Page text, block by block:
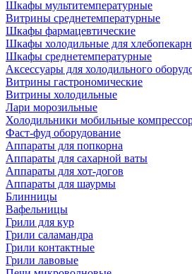
Шкафы мультитемпературные
Витрины среднетемпературные
Шкафы фармацевтические
Шкафы холодильные для
Шкафы среднетемпературные
Аксессуары для холодильного
Витрины гастрономические
Витрины холодильные
Лари морозильные
Холодильники мобильные
Фаст-фуд оборудование
Аппараты для попкорна
Аппараты для сахарной ваты
Аппараты для хот-догов
Аппараты для шаурмы
Блинницы
Вафельницы
Грили для кур
Грили саламандра
Грили контактные
Грили лавовые